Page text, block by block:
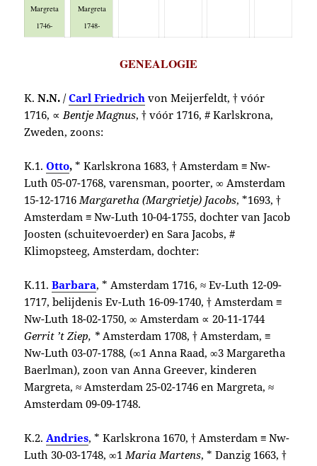
Margreta
1746-
Margreta
1748-
GENEALOGIE
K.N.N. /Carl Friedrich von Meijerfeldt, † vóór
1716, ∝Bentje Magnus, † vóór 1716, # Karlskrona,
Zweden, zoons:
K.1.Otto,* Karlskrona 1683, † Amsterdam ≡ Nw-
Luth 05-07-1768, varensman, poorter, ∞ Amsterdam
15-12-1716Margaretha (Margrietje) Jacobs, *1693, †
Amsterdam ≡ Nw-Luth 10-04-1755, dochter van Jacob
Joosten (schuitevoerder) en Sara Jacobs, #
Klimopsteeg, Amsterdam, dochter:
K.11.Barbara, * Amsterdam 1716, ≈ Ev-Luth 12-09-
1717, belijdenis Ev-Luth 16-09-1740, † Amsterdam ≡
Nw-Luth 18-02-1750, ∞ Amsterdam ∝ 20-11-1744
Gerrit ’t Ziep, * Amsterdam 1708, † Amsterdam, ≡
Nw-Luth 03-07-1788, (∞1 Anna Raad, ∞3 Margaretha
Baerlman), zoon van Anna Greever, kinderen
Margreta, ≈ Amsterdam 25-02-1746 en Margreta, ≈
Amsterdam 09-09-1748.
K.2.Andries, * Karlskrona 1670, † Amsterdam ≡ Nw-
Luth 30-03-1748, ∞1Maria Martens, * Danzig 1663, †